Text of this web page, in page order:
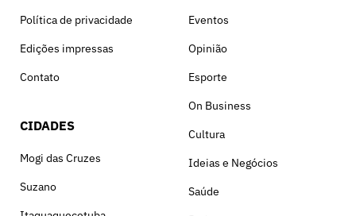
Política de privacidade
Edições impressas
Contato
CIDADES
Mogi das Cruzes
Suzano
Eventos
Opinião
Esporte
On Business
Cultura
Ideias e Negócios
Saúde